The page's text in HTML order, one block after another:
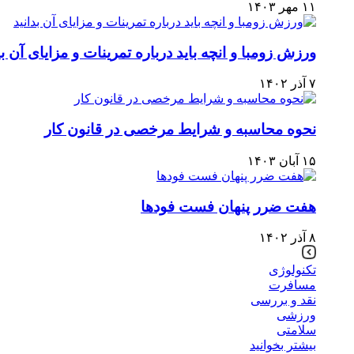
۱۱ مهر ۱۴۰۳
ورزش زومبا و انچه باید درباره تمرینات و مزایای آن
۷ آذر ۱۴۰۲
نحوه محاسبه و شرایط مرخصی در قانون کار
۱۵ آبان ۱۴۰۳
هفت ضرر پنهان فست فودها
۸ آذر ۱۴۰۲
تکنولوژی
مسافرت
نقد و بررسی
ورزشی
سلامتی
بیشتر بخوانید